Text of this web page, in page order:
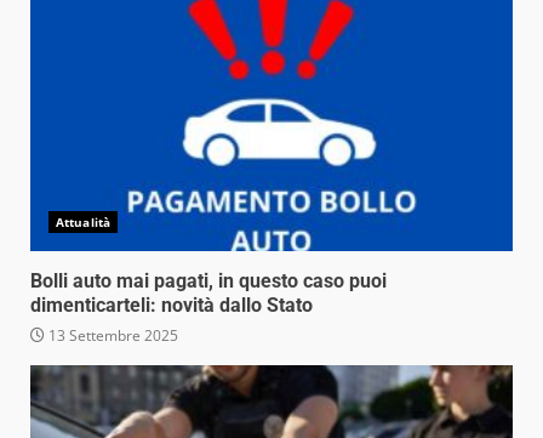
Attualità
Bolli auto mai pagati, in questo caso puoi
dimenticarteli: novità dallo Stato
13 Settembre 2025